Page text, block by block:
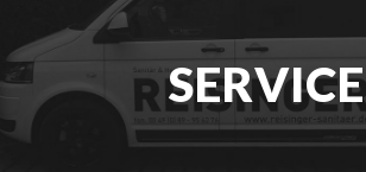
SERVICE